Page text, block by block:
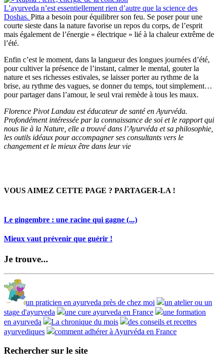
L’ayurveda n’est essentiellement rien d’autre que la science des
Doshas. Pitta a besoin pour équilibrer son feu. Se poser pour une
courte sieste dans la nature favorise un repos du corps, de l’esprit
mais également de l’énergie « électrique » lié à la chaleur extrême de
l’été.
Enfin c’est le moment, dans la langueur des longues journées d’été,
pour cultiver la présence de l’instant, calmer le mental, gouter la
nature et ses richesses estivales, se laisser porter au rythme de la
brise, au rythme des vagues, se donner du temps, tout simplement…
pour partager dans l’amour, le seul vrai remède à tous les maux.
Florence Pivot Landau est éducateur de santé en Ayurvéda.
Profondément intéressée par la connaissance de soi et le rapport qui
nous lie à la Nature, elle a trouvé dans l’Ayurvéda et sa philosophie,
les outils idéaux pour accompagner ses consultants vers le
changement et le mieux être dans leur vie
VOUS AIMEZ CETTE PAGE ? PARTAGER-LA !
Le gingembre : une racine qui gagne (...)
Mieux vaut prévenir que guérir !
Je trouve...
un praticien en ayurveda près de chez moi
un atelier ou un
stage d'ayurveda
une cure ayurveda en France
une formation
en ayurveda
La chronique du mois
des conseils et recettes
ayurvediques
comment adhérer à Ayurvéda en France
Rechercher sur le site